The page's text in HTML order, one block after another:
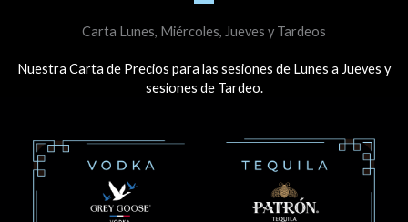
Carta Lunes, Miércoles, Jueves y Tardeos
Nuestra Carta de Precios para las sesiones de Lunes a Jueves y
sesiones de Tardeo.